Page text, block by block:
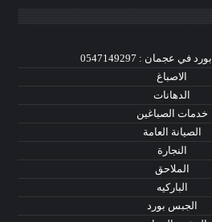
عجمان : 0547149297
الاصباغ
الدهانات
خدمات الصباغين
الصيانة العامة
النجارة
الملاحق
الباركيه
الجبس بورد